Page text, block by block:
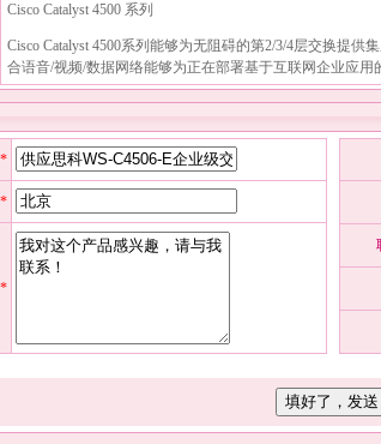
Cisco Catalyst 4500 系列
Cisco Catalyst 4500系列能够为无阻碍的第2/3/4层交换提
合语音/视频/数据网络能够为正在部署基于互联网企业应用
*
*